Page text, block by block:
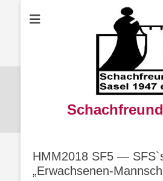
HMM2018 SF5 —
„Erwachsenen-